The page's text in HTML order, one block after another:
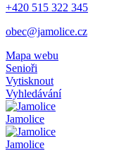
+420 515 322 345
obec@jamolice.cz
Mapa webu
Senioři
Vytisknout
Vyhledávání
Jamolice
Jamolice